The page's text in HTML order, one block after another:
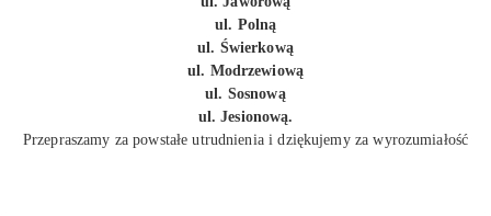
ul. Polną
ul. Świerkową
ul. Modrzewiową
ul. Sosnową
ul. Jesionową.
Przepraszamy za powstałe utrudnienia i dziękujemy za wyrozumiałość